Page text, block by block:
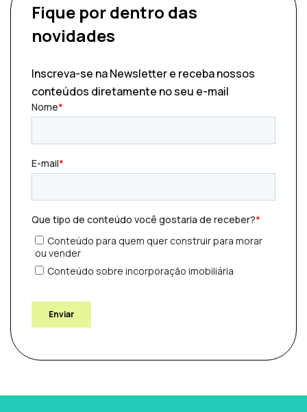
Fique por dentro das
novidades
Inscreva-se na Newsletter e receba nossos
conteúdos diretamente no seu e-mail